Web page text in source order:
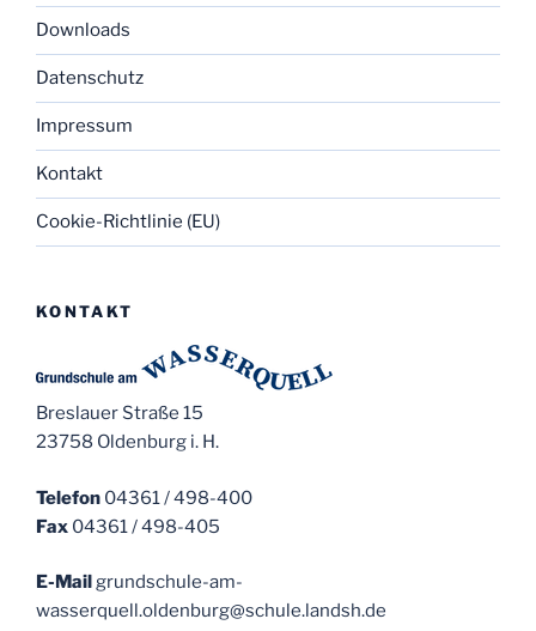
Downloads
Datenschutz
Impressum
Kontakt
Cookie-Richtlinie (EU)
KONTAKT
Breslauer Straße 15
23758 Oldenburg i. H.
Telefon 04361 / 498-400
Fax 04361 / 498-405
E-Mailgrundschule-am-
wasserquell.oldenburg@schule.landsh.de